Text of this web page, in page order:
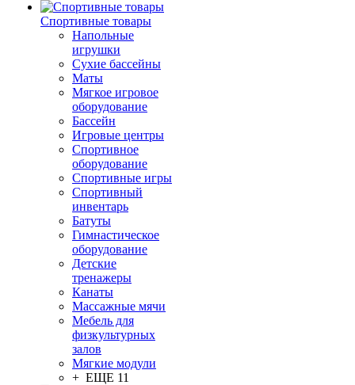
Спортивные товары
Напольные
игрушки
Сухие бассейны
Маты
Мягкое игровое
оборудование
Бассейн
Игровые центры
Спортивное
оборудование
Спортивные игры
Спортивный
инвентарь
Батуты
Гимнастическое
оборудование
Детские
тренажеры
Канаты
Массажные мячи
Мебель для
физкультурных
залов
Мягкие модули
+ ЕЩЕ 11